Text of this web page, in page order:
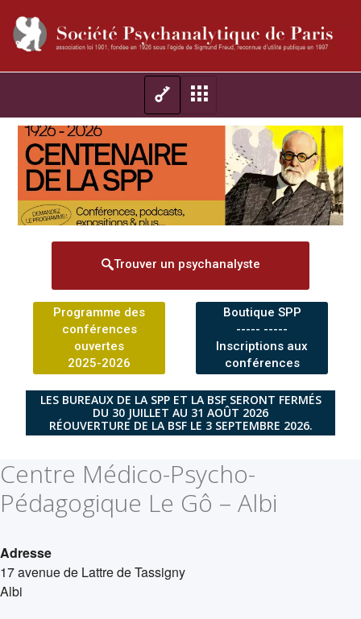
Trouver un psychanalyste
Programme des
conférences
ouvertes
2025-2026
Boutique SPP
----- -----
Inscriptions aux
conférences
LES BUREAUX DE LA SPP ET LA BSF SERONT FERMÉS
DU 30 JUILLET AU 31 AOÛT 2026
RÉOUVERTURE DE LA BSF LE 3 SEPTEMBRE 2026.
Centre Médico-Psycho-
Pédagogique Le Gô – Albi
Adresse
17 avenue de Lattre de Tassigny
Albi